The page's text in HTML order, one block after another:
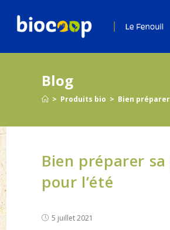
content
Blog
> Produits bio > Bien
Bien préparer sa
pour l’été
Post5 juillet 2021